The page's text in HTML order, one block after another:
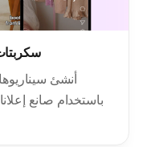
أنشئ
باستخدام صانع